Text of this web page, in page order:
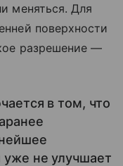
меняться. Для
поверхности
разрешение —
в том, что
не улучшает